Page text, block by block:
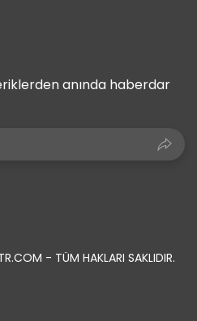
anında haberdar
- TÜM HAKLARI SAKLIDIR.